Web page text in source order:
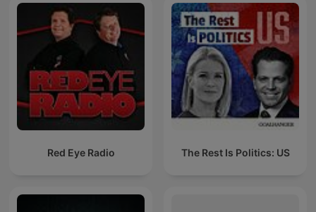
Red Eye Radio The Rest Is Politics: US